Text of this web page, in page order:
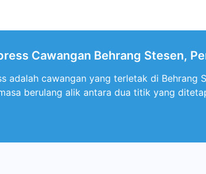
Cawangan Behrang Stesen,
adalah cawangan yang terletak di Behrang
berulang alik antara dua titik yang